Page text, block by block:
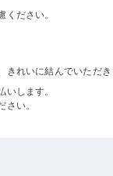
ください。
きれいに結んでいただ
いします。
さい。